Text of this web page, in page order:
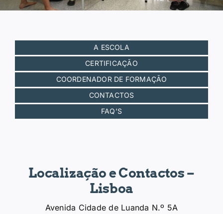
A ESCOLA
CERTIFICAÇÃO
COORDENADOR DE FORMAÇÃO
CONTACTOS
FAQ’S
Localização e Contactos –
Lisboa
Avenida Cidade de Luanda N.º 5A